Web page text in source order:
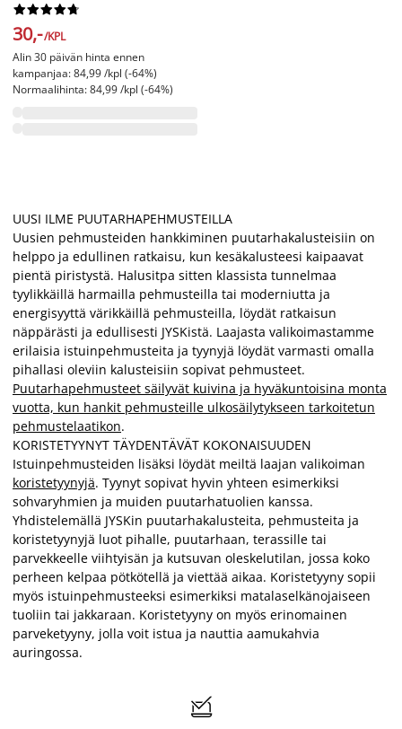






30,-/KPL
Alin 30 päivän hinta ennen
kampanjaa: 84,99 /kpl (-64%)
Normaalihinta: 84,99 /kpl (-64%)
UUSI ILME PUUTARHAPEHMUSTEILLA
Uusien pehmusteiden hankkiminen puutarhakalusteisiin on
helppo ja edullinen ratkaisu, kun kesäkalusteesi kaipaavat
pientä piristystä. Halusitpa sitten klassista tunnelmaa
tyylikkäillä harmailla pehmusteilla tai moderniutta ja
energisyyttä värikkäillä pehmusteilla, löydät ratkaisun
näppärästi ja edullisesti JYSKistä. Laajasta valikoimastamme
erilaisia istuinpehmusteita ja tyynyjä löydät varmasti omalla
pihallasi oleviin kalusteisiin sopivat pehmusteet.
Puutarhapehmusteet säilyvät kuivina ja hyväkuntoisina monta
vuotta, kun hankit pehmusteille ulkosäilytykseen tarkoitetun
pehmustelaatikon.
KORISTETYYNYT TÄYDENTÄVÄT KOKONAISUUDEN
Istuinpehmusteiden lisäksi löydät meiltä laajan valikoiman
koristetyynyjä. Tyynyt sopivat hyvin yhteen esimerkiksi
sohvaryhmien ja muiden puutarhatuolien kanssa.
Yhdistelemällä JYSKin puutarhakalusteita, pehmusteita ja
koristetyynyjä luot pihalle, puutarhaan, terassille tai
parvekkeelle viihtyisän ja kutsuvan oleskelutilan, jossa koko
perheen kelpaa pötkötellä ja viettää aikaa. Koristetyyny sopii
myös istuinpehmusteeksi esimerkiksi matalaselkänojaiseen
tuoliin tai jakkaraan. Koristetyyny on myös erinomainen
parveketyyny, jolla voit istua ja nauttia aamukahvia
auringossa.
